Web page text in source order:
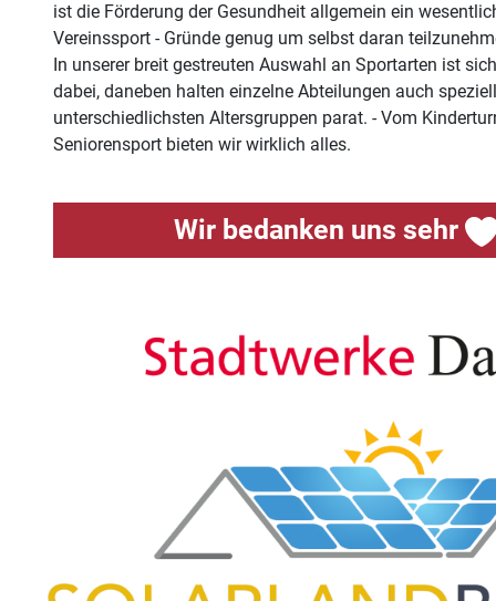
ist die Förderung der Gesundheit allgemein ein
Vereinssport - Gründe genug um selbst daran
In unserer breit gestreuten Auswahl an Sportarten ist
dabei, daneben halten einzelne Abteilungen auch
unterschiedlichsten Altersgruppen parat. - Vom
Seniorensport bieten wir wirklich alles.
Wir bedanken uns sehr